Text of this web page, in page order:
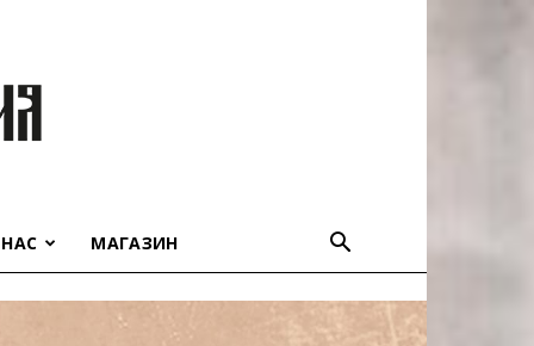
МАГАЗИН